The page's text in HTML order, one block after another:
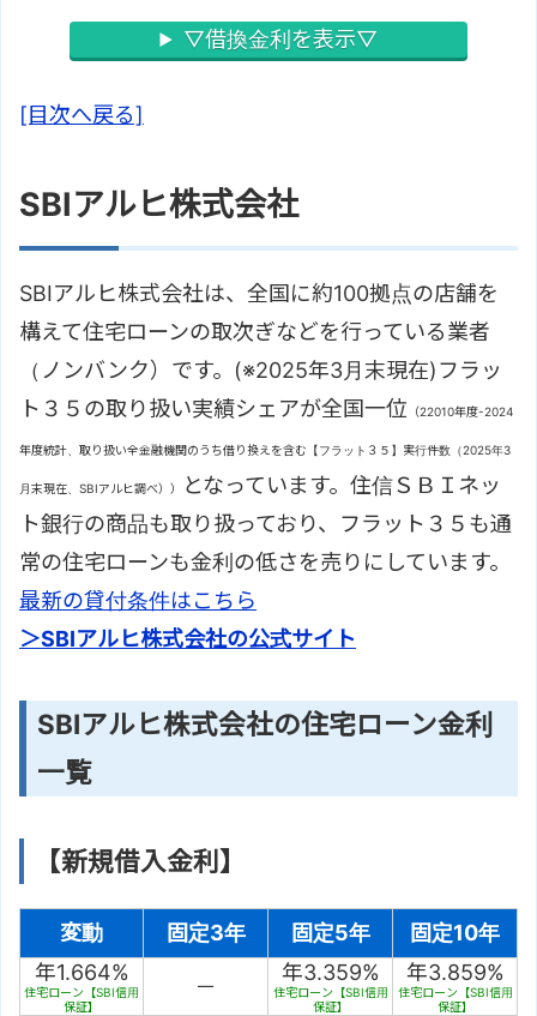
▽借換金利を表示▽
[目次へ戻る]
SBIアルヒ株式会社
SBIアルヒ株式会社は、全国に約100拠点の店舗を
構えて住宅ローンの取次ぎなどを行っている業者
（ノンバンク）です。(※2025年3月末現在)フラッ
ト３５の取り扱い実績シェアが全国一位 （22010年度-2024
年度統計、取り扱い全金融機関のうち借り換えを含む【フラット３５】実行件数（2025年3
月末現在、SBIアルヒ調べ））
となっています。住信ＳＢＩネッ
ト銀行の商品も取り扱っており、フラット３５も通
常の住宅ローンも金利の低さを売りにしています。
最新の貸付条件はこちら
＞SBIアルヒ株式会社の公式サイト
SBIアルヒ株式会社の住宅ローン金利
一覧
【新規借入金利】
変動 固定3年 固定5年
固定10年
年1.664%
住宅ローン【SBI信用
保証】
－
年3.359%
住宅ローン【SBI信用
保証】
年3.859%
住宅ローン【SBI信用
保証】